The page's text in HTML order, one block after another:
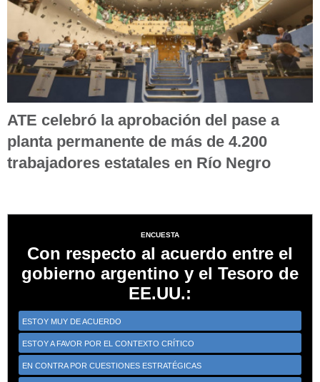
ATE celebró la aprobación del pase a
planta permanente de más de 4.200
trabajadores estatales en Río Negro
ENCUESTA
Con respecto al acuerdo entre el
gobierno argentino y el Tesoro de
EE.UU.:
ESTOY MUY DE ACUERDO
ESTOY A FAVOR POR EL CONTEXTO CRÍTICO
EN CONTRA POR CUESTIONES ESTRATÉGICAS